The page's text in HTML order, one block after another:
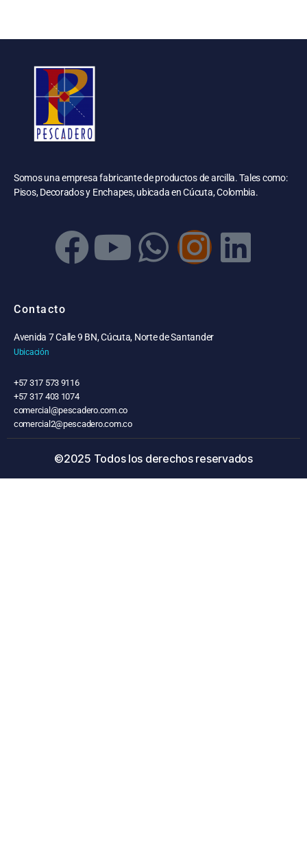
Somos una empresa fabricante de productos de arcilla. Tales como:
Pisos, Decorados y Enchapes, ubicada en Cúcuta, Colombia.
Contacto
Avenida 7 Calle 9 BN, Cúcuta, Norte de Santander
Ubicación
+57 317 573 9116
+57 317 403 1074
comercial@pescadero.com.co
comercial2@pescadero.com.co
©2025 Todos los derechos reservados